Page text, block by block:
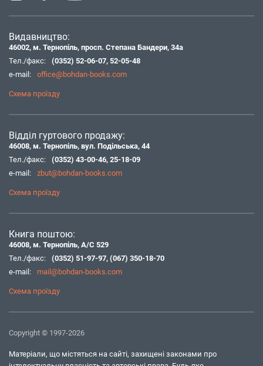
Видавництво:
46002, м. Тернопіль, просп. Степана Бандери, 34а
Тел./факс:
(0352) 52-06-07, 52-05-48
e-mail:
office@bohdan-books.com
Схема проїзду
Відділ гуртового продажу:
46008, м. Тернопіль, вул. Подільська, 44
Тел./факс:
(0352) 43-00-46, 25-18-09
e-mail:
zbut@bohdan-books.com
Схема проїзду
Книга поштою:
46008, м. Тернопіль, А/С 529
Тел./факс:
(0352) 51-97-97, (067) 350-18-70
e-mail:
mail@bohdan-books.com
Схема проїзду
Copyright © 1997-2026
Матеріали, що містяться на сайті, захищені законами про